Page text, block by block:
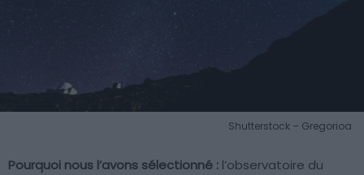
Shutterstock – Gregorioa
Pourquoi nous l’avons sélectionné : l’observatoire du